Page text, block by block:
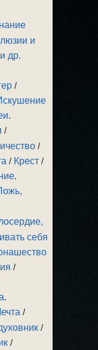
и
др.
/
.
/
/
/ Крест /
.
себя
/
.
/
/
/